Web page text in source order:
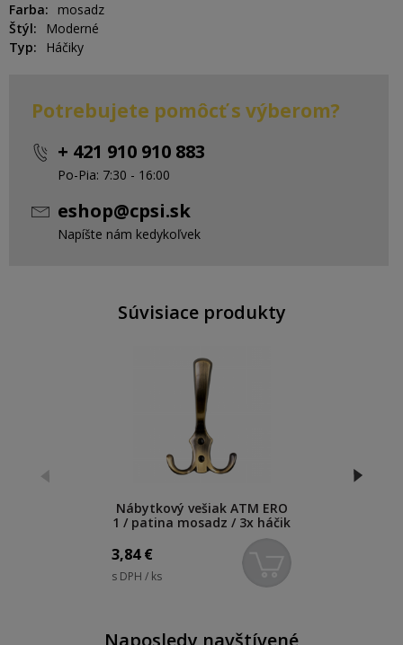
Farba
mosadz
Štýl
Moderné
Typ
Háčiky
Potrebujete pomôcť s výberom?
+ 421 910 910 883
Po-Pia: 7:30 - 16:00
eshop@cpsi.sk
Napíšte nám kedykoľvek
Súvisiace produkty
Nábytkový vešiak ATM ERO
1 / patina mosadz / 3x háčik
3,84 €
s DPH / ks
Naposledy navštívené